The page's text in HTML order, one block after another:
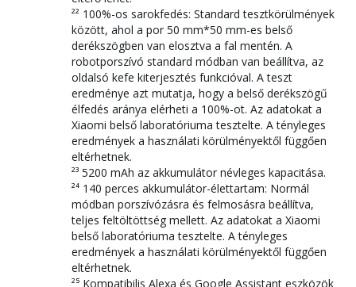
²² 100%-os sarokfedés: Standard tesztkörülmények
között, ahol a por 50 mm*50 mm-es belső
derékszögben van elosztva a fal mentén. A
robotporszívó standard módban van beállítva, az
oldalsó kefe kiterjesztés funkcióval. A teszt
eredménye azt mutatja, hogy a belső derékszögű
élfedés aránya elérheti a 100%-ot. Az adatokat a
Xiaomi belső laboratóriuma tesztelte. A tényleges
eredmények a használati körülményektől függően
eltérhetnek.
²³ 5200 mAh az akkumulátor névleges kapacitása.
²⁴ 140 perces akkumulátor-élettartam: Normál
módban porszívózásra és felmosásra beállítva,
teljes feltöltöttség mellett. Az adatokat a Xiaomi
belső laboratóriuma tesztelte. A tényleges
eredmények a használati körülményektől függően
eltérhetnek.
²⁵ Kompatibilis Alexa és Google Assistant eszközök